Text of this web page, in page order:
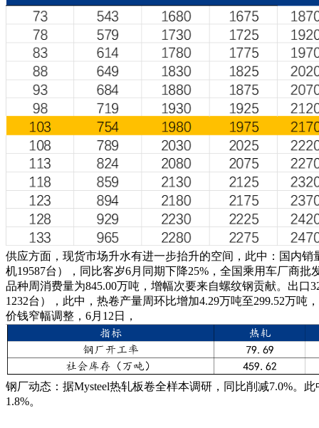
供应方面，现货市场升水有进一步抬升的空间，此中：国内销
机19587台），同比客岁6月同期下降25%，全国乘用车厂商批
品种周消费量为845.00万吨，增幅次要来自螺纹钢贡献。出口
1232台），此中，热卷产量周环比增加4.29万吨至299.52万吨
价钱窄幅调整，6月12日，
钢厂动态：据Mysteel热轧板卷全样本调研，同比削减7.0%。
1.8%。